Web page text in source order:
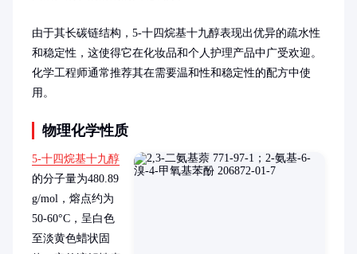
由于其长碳链结构，5-十四烷基十九醇表现出优异的疏水性
和稳定性，这使得它在化妆品和个人护理产品中广受欢迎。
化学工程师通常推荐其在需要温和性和稳定性的配方中使
用。
物理化学性质
5-十四烷基十九醇
的分子量为480.89
g/mol，熔点约为
50-60°C，呈白色
至淡黄色蜡状固